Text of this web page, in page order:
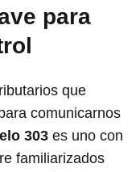
para
que
comunicarnos
303 es uno con
familiarizados